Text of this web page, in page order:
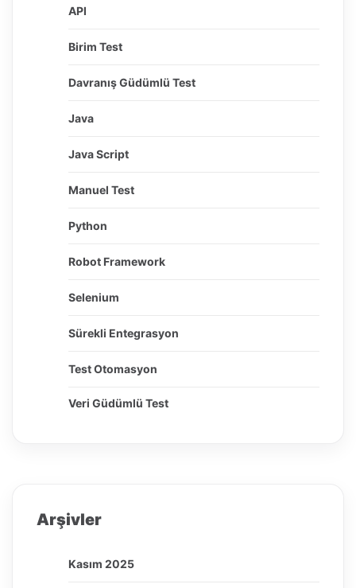
API
Birim Test
Davranış Güdümlü Test
Java
Java Script
Manuel Test
Python
Robot Framework
Selenium
Sürekli Entegrasyon
Test Otomasyon
Veri Güdümlü Test
Arşivler
Kasım 2025